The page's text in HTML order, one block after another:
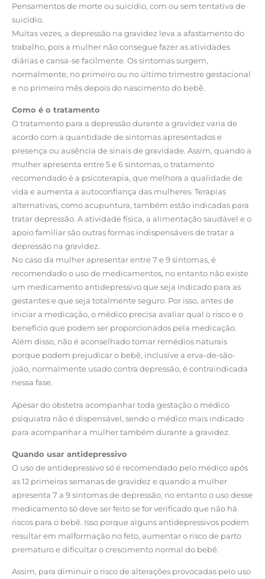
Pensamentos de morte ou suicídio, com ou sem tentativa de
suicídio.
Muitas vezes, a depressão na gravidez leva a afastamento do
trabalho, pois a mulher não consegue fazer as atividades
diárias e cansa-se facilmente. Os sintomas surgem,
normalmente, no primeiro ou no último trimestre gestacional
e no primeiro mês depois do nascimento do bebê.
Como é o tratamento
O tratamento para a depressão durante a gravidez varia de
acordo com a quantidade de sintomas apresentados e
presença ou ausência de sinais de gravidade. Assim, quando a
mulher apresenta entre 5 e 6 sintomas, o tratamento
recomendado é a psicoterapia, que melhora a qualidade de
vida e aumenta a autoconfiança das mulheres. Terapias
alternativas, como acupuntura, também estão indicadas para
tratar depressão. A atividade física, a alimentação saudável e o
apoio familiar são outras formas indispensáveis de tratar a
depressão na gravidez.
No caso da mulher apresentar entre 7 e 9 sintomas, é
recomendado o uso de medicamentos, no entanto não existe
um medicamento antidepressivo que seja indicado para as
gestantes e que seja totalmente seguro. Por isso, antes de
iniciar a medicação, o médico precisa avaliar qual o risco e o
benefício que podem ser proporcionados pela medicação.
Além disso, não é aconselhado tomar remédios naturais
porque podem prejudicar o bebê, inclusive a erva-de-são-
joão, normalmente usado contra depressão, é contraindicada
nessa fase.
Apesar do obstetra acompanhar toda gestação o médico
psiquiatra não é dispensável, sendo o médico mais indicado
para acompanhar a mulher também durante a gravidez.
Quando usar antidepressivo
O uso de antidepressivo só é recomendado pelo médico após
as 12 primeiras semanas de gravidez e quando a mulher
apresenta 7 a 9 sintomas de depressão, no entanto o uso desse
medicamento só deve ser feito se for verificado que não há
riscos para o bebê. Isso porque alguns antidepressivos podem
resultar em malformação no feto, aumentar o risco de parto
prematuro e dificultar o crescimento normal do bebê.
Assim, para diminuir o risco de alterações provocadas pelo uso